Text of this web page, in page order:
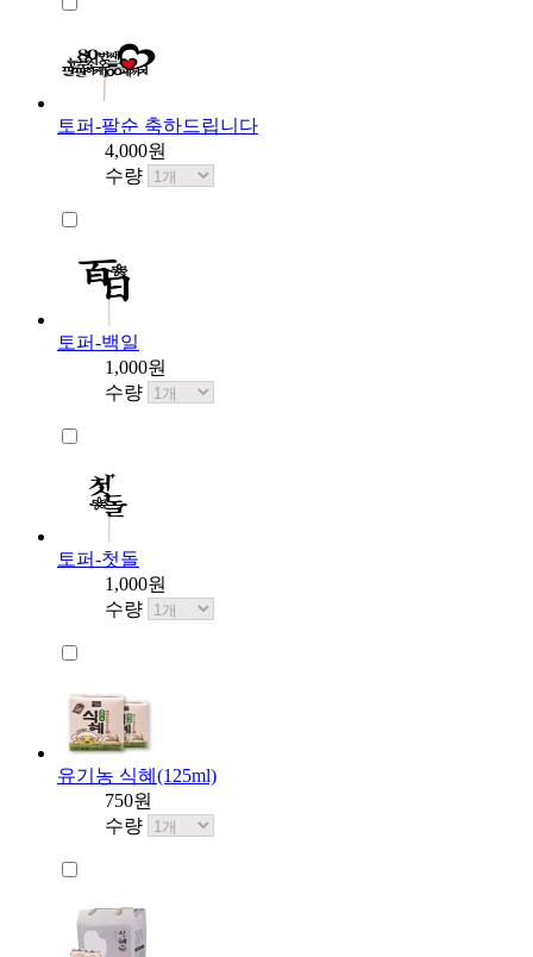
토퍼-팔순 축하드립니다
4,000원
수량
토퍼-백일
1,000원
수량
토퍼-첫돌
1,000원
수량
유기농 식혜(125ml)
750원
수량